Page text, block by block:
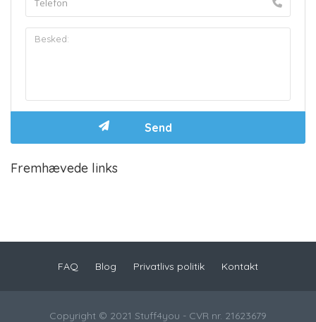
Fremhævede links
FAQ Blog Privatlivs politik Kontakt
Copyright © 2021 Stuff4you - CVR nr. 21623679